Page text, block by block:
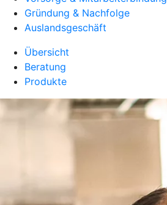
Gründung & Nachfolge
Auslandsgeschäft
Übersicht
Beratung
Produkte